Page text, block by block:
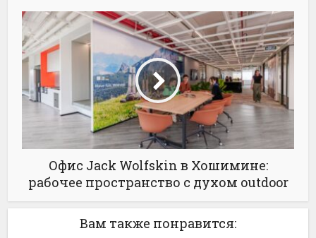
Офис Jack Wolfskin в Хошимине:
рабочее пространство с духом outdoor
Вам также понравится: